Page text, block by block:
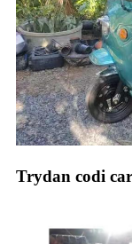
Trydan codi